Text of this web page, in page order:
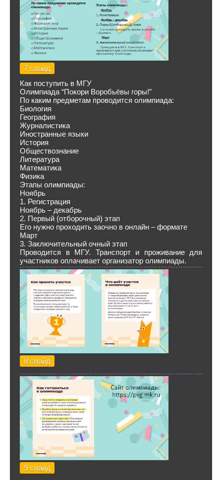
7 слайд
Как поступить в МГУ
Олимпиада “Покори Воробьёвы горы!”
По каким предметам проводится олимпиада:
Биология
География
Журналистика
Иностранные языки
История
Обществознание
Литература
Математика
Физика
Этапы олимпиады:
Ноябрь
1. Регистрация
Ноябрь – декабрь
2. Первый (отборочный) этап
Его нужно проходить заочно в онлайн – формате
Март
3. Заключительный очный этап
Проводится в МГУ. Транспорт и проживание для
участников оплачивает организатор олимпиады.
8 слайд
9 слайд